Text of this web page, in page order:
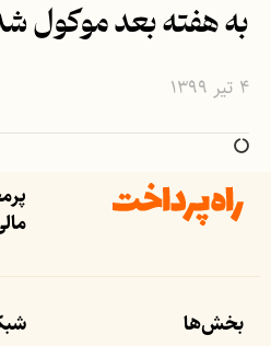
به هفته بعد موکول
۴ تیر ۱۳۹۹
بخش‌ها